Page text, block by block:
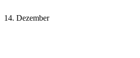
14. Dezember